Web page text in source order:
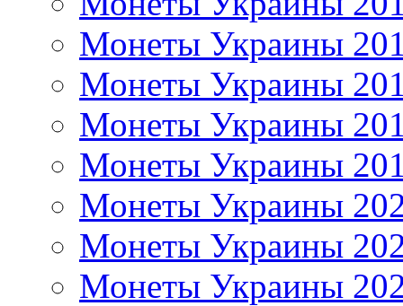
Монеты Украины
Монеты Украины
Монеты Украины
Монеты Украины
Монеты Украины
Монеты Украины
Монеты Украины